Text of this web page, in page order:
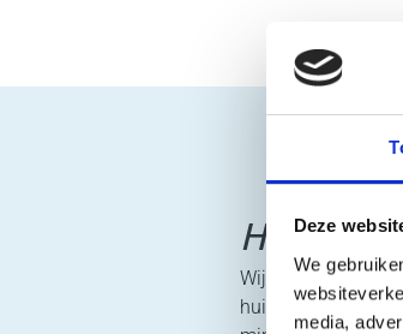
Deze
We
media,
Hoe wij
Wij hanteren een
huidige staat van